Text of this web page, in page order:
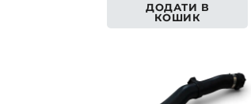
ДОДАТИ В
КОШИК